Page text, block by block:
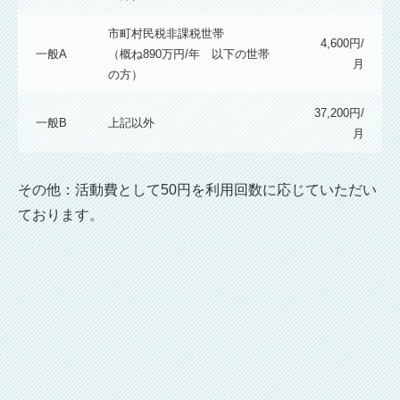
一般A
市町村民税非課税世帯
（概ね890万円/年 以下の世帯
の方）
4,600円/
月
一般B 上記以外
37,200円/
月
その他：活動費として50円を利用回数に応じていただい
ております。